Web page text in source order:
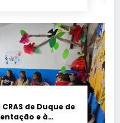
de Duque de
e à